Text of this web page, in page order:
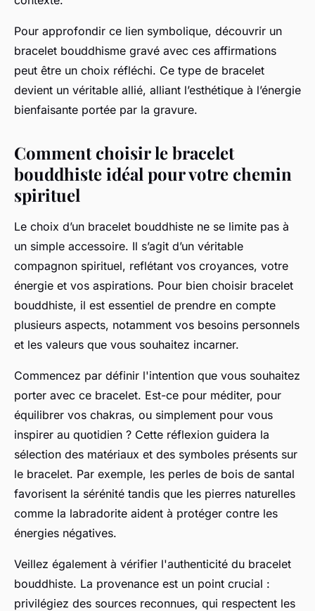
Pour approfondir ce lien symbolique, découvrir un
bracelet bouddhisme gravé avec ces affirmations
peut être un choix réfléchi. Ce type de bracelet
devient un véritable allié, alliant l’esthétique à l’énergie
bienfaisante portée par la gravure.
Comment choisir le bracelet
bouddhiste idéal pour votre chemin
spirituel
Le choix d’un bracelet bouddhiste ne se limite pas à
un simple accessoire. Il s’agit d’un véritable
compagnon spirituel, reflétant vos croyances, votre
énergie et vos aspirations. Pour bien choisir bracelet
bouddhiste, il est essentiel de prendre en compte
plusieurs aspects, notamment vos besoins personnels
et les valeurs que vous souhaitez incarner.
Commencez par définir l'intention que vous souhaitez
porter avec ce bracelet. Est-ce pour méditer, pour
équilibrer vos chakras, ou simplement pour vous
inspirer au quotidien ? Cette réflexion guidera la
sélection des matériaux et des symboles présents sur
le bracelet. Par exemple, les perles de bois de santal
favorisent la sérénité tandis que les pierres naturelles
comme la labradorite aident à protéger contre les
énergies négatives.
Veillez également à vérifier l'authenticité du bracelet
bouddhiste. La provenance est un point crucial :
privilégiez des sources reconnues, qui respectent les